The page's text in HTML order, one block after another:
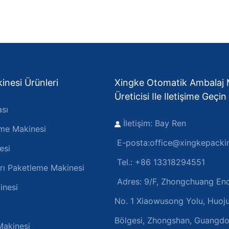
Ürünleri
Makinesi
Paketleme Makinesi
Xingke Otomatik Ambalaj
Üreticisi Ile Iletişime Geçin
İletişim: Bay Ren
E-posta:
Tel.: +86 13318294551
Adres: 9/F, Zhongchuang
No. 1 Xiaowusong Yolu,
Bölgesi, Zhongshan,